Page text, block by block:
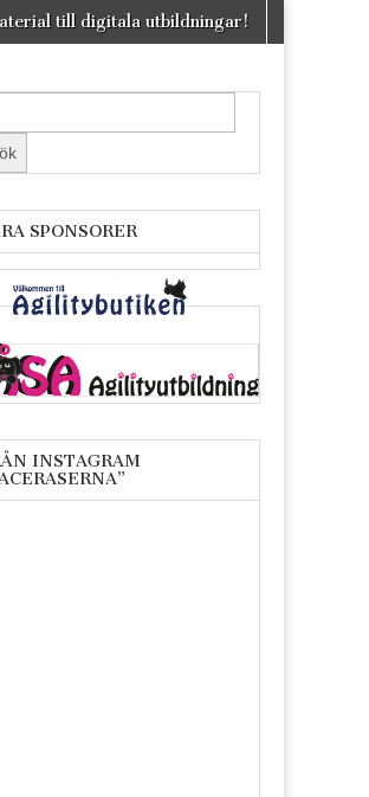
till digitala utbildningar!
SPONSORER
INSTAGRAM